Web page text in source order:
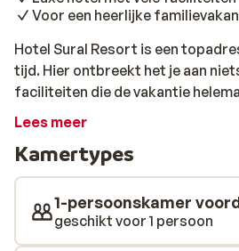
Voor een heerlijke
Hotel Sural Resort is een
tijd. Hier ontbreekt het je aan
faciliteiten die de vakantie
Een leuk zwembad, een
zijn comfortabel en erg fijn om in
dagje zon en zee. Bovendien zijn
samen gezellig kunt proosten en
dag door lekker genieten van
er drie keer per dag een buffet
Lees meer
Kamertypes
1-persoonskamer
geschikt voor 1 persoon